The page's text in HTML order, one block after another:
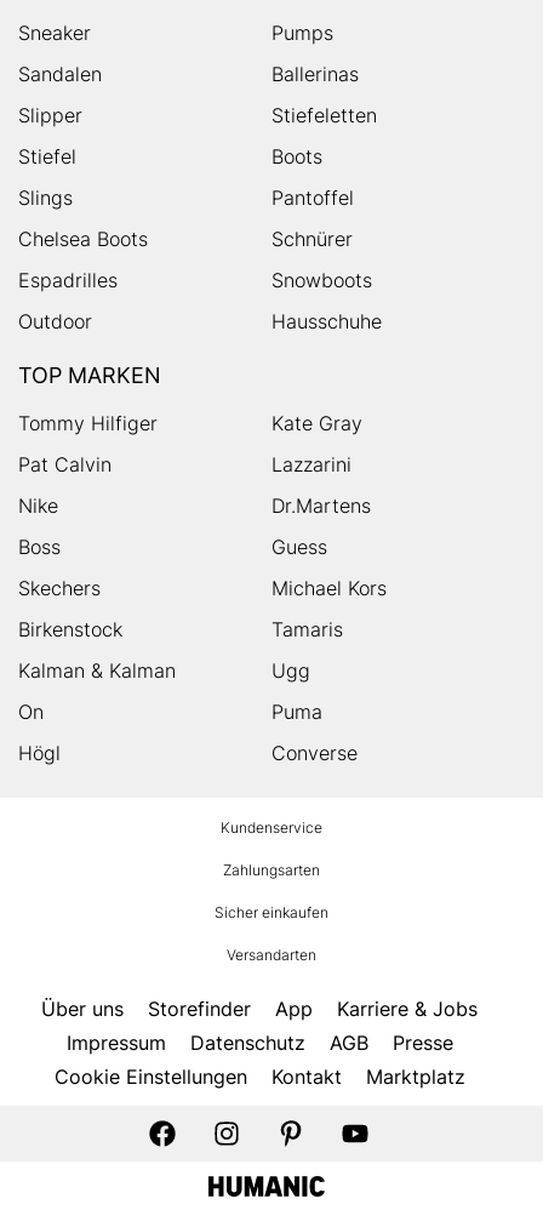
Sneaker
Pumps
Sandalen
Ballerinas
Slipper
Stiefeletten
Stiefel
Boots
Slings
Pantoffel
Chelsea Boots
Schnürer
Espadrilles
Snowboots
Outdoor
Hausschuhe
TOP MARKEN
Tommy Hilfiger
Kate Gray
Pat Calvin
Lazzarini
Nike
Dr.Martens
Boss
Guess
Skechers
Michael Kors
Birkenstock
Tamaris
Kalman & Kalman
Ugg
On
Puma
Högl
Converse
Kundenservice
Zahlungsarten
Sicher einkaufen
Versandarten
Über uns Storefinder App
Karriere & Jobs
Impressum
Datenschutz AGB
Presse
Cookie Einstellungen
Kontakt Marktplatz